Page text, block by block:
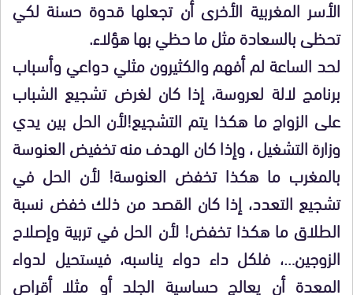
الأسر المغربية الأخرى أن تجعلها قدوة حسنة لكي
تحظى بالسعادة مثل ما حظي بها هؤلاء.
لحد الساعة لم أفهم والكثيرون مثلي دواعي وأسباب
برنامج لالة لعروسة، إذا كان لغرض تشجيع الشباب
على الزواج ما هكذا يتم التشجيع!لأن الحل بين يدي
وزارة التشغيل ، وإذا كان الهدف منه تخفيض العنوسة
بالمغرب ما هكذا تخفض العنوسة! لأن الحل في
تشجيع التعدد، إذا كان القصد من ذلك خفض نسبة
الطلاق ما هكذا تخفض! لأن الحل في تربية وإصلاح
الزوجين…، فلكل داء دواء يناسبه، فيستحيل لدواء
المعدة أن يعالج حساسية الجلد أو مثلا أقراص